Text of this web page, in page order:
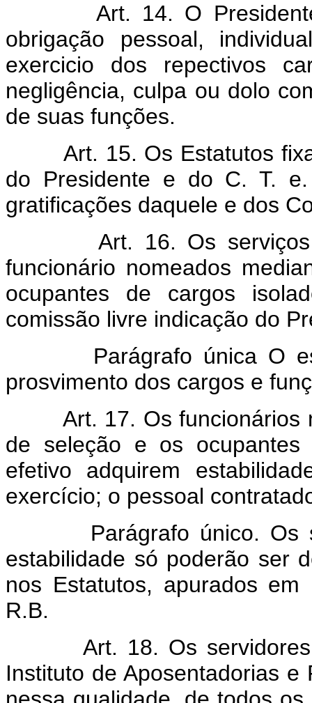
Art. 14. O
obrigação pessoal,
exercicio dos repectivos
negligência, culpa ou dolo
de suas funções.
Art. 15. Os Estatutos
do Presidente e do C. T.
gratificações daquele e dos
Art. 16. Os
funcionário nomeados
ocupantes de cargos
comissão livre indicação do
Parágrafo única O
prosvimento dos cargos e
Art. 17. Os funcionários
de seleção e os
efetivo adquirem
exercício; o pessoal
Parágrafo único. Os
estabilidade só poderão ser
nos Estatutos, apurados
R.B.
Art. 18. Os
Instituto de Aposentadorias